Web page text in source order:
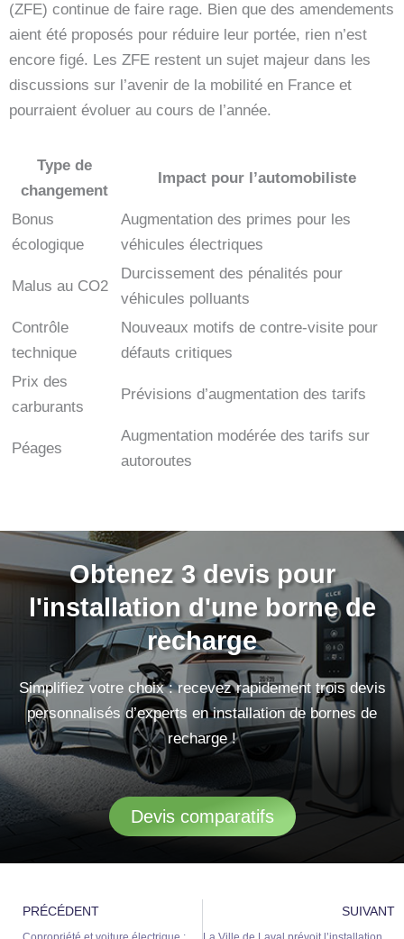
(ZFE) continue de faire rage. Bien que des amendements
aient été proposés pour réduire leur portée, rien n’est
encore figé. Les ZFE restent un sujet majeur dans les
discussions sur l’avenir de la mobilité en France et
pourraient évoluer au cours de l’année.
Type de
changement
Impact pour l’automobiliste
Bonus
écologique
Augmentation des primes pour les
véhicules électriques
Malus au CO2
Durcissement des pénalités pour
véhicules polluants
Contrôle
technique
Nouveaux motifs de contre-visite pour
défauts critiques
Prix des
carburants
Prévisions d’augmentation des tarifs
Péages
Augmentation modérée des tarifs sur
autoroutes
Obtenez 3 devis pour
l'installation d'une borne de
recharge
Simplifiez votre choix : recevez rapidement trois devis
personnalisés d’experts en installation de bornes de
recharge !
Devis comparatifs
Précédent
PRÉCÉDENT SUIVANT